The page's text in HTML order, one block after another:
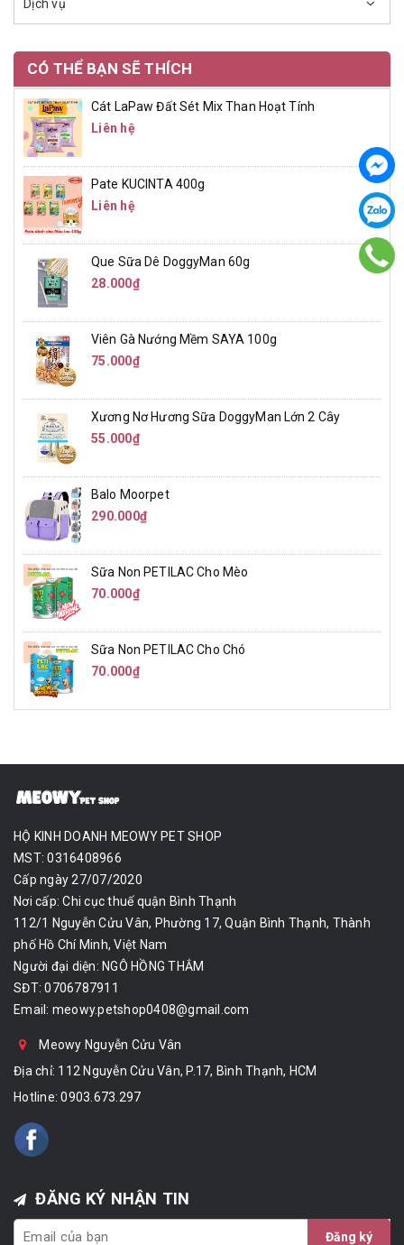
Dịch vụ
CÓ THỂ BẠN SẼ THÍCH
Cát LaPaw Đất Sét Mix Than Hoạt Tính
Liên hệ
Pate KUCINTA 400g
Liên hệ
Que Sữa Dê DoggyMan 60g
28.000₫
Viên Gà Nướng Mềm SAYA 100g
75.000₫
Xương Nơ Hương Sữa DoggyMan Lớn 2 Cây
55.000₫
Balo Moorpet
290.000₫
Sữa Non PETILAC Cho Mèo
70.000₫
Sữa Non PETILAC Cho Chó
70.000₫
HỘ KINH DOANH MEOWY PET SHOP
MST: 0316408966
Cấp ngày 27/07/2020
Nơi cấp: Chi cục thuế quận Bình Thạnh
112/1 Nguyễn Cửu Vân, Phường 17, Quận Bình Thạnh, Thành
phố Hồ Chí Minh, Việt Nam
Người đại diện: NGÔ HỒNG THẮM
SĐT: 0706787911
Email: meowy.petshop0408@gmail.com
Meowy Nguyễn Cửu Vân
Địa chỉ: 112 Nguyễn Cửu Vân, P.17, Bình Thạnh, HCM
Hotline:0903.673.297
ĐĂNG KÝ NHẬN TIN
Đăng ký